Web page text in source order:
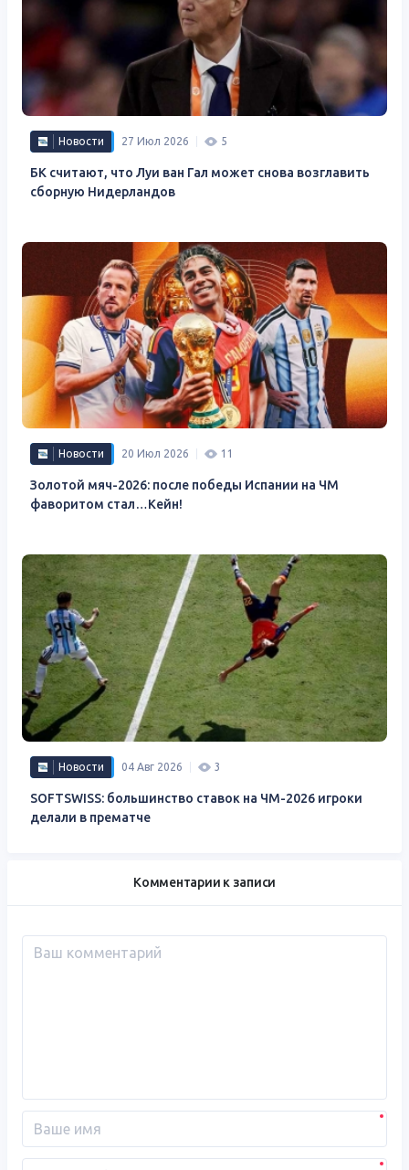
Новости 27 Июл 2026 5
БК считают, что Луи ван Гал может снова возглавить
сборную Нидерландов
Новости 20 Июл 2026 11
Золотой мяч-2026: после победы Испании на ЧМ
фаворитом стал…Кейн!
Новости 04 Авг 2026 3
SOFTSWISS: большинство ставок на ЧМ-2026 игроки
делали в прематче
Комментарии к записи